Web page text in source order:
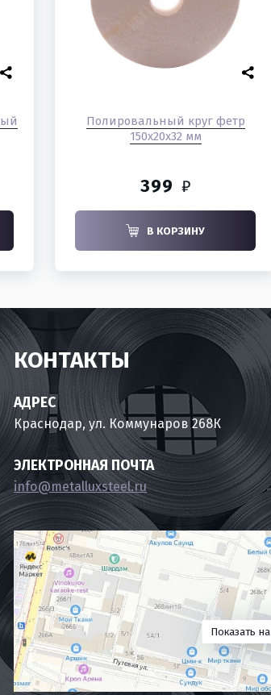
Полировальный круг фетр
150х20х32 мм
399 ₽
В КОРЗИНУ
КОНТАКТЫ
АДРЕС
Краснодар, ул. Коммунаров 268К
ЭЛЕКТРОННАЯ ПОЧТА
info@metalluxsteel.ru
Показать на